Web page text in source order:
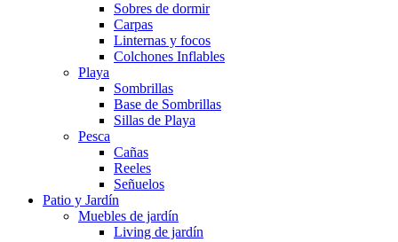
Sobres de dormir
Carpas
Linternas y focos
Colchones Inflables
Playa
Sombrillas
Base de Sombrillas
Sillas de Playa
Pesca
Cañas
Reeles
Señuelos
Patio y Jardín
Muebles de jardín
Living de jardín